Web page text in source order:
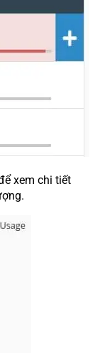
xem chi tiết